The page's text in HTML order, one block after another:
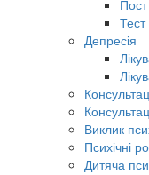
Депресія
Виклик
Психічні
Дитяча